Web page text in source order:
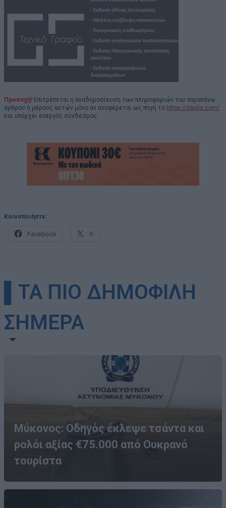
Προσοχή! Επιτρέπεται η αναδημοσίευση των πληροφοριών του παραπάνω
άρθρου ή μέρους αυτών μόνο αν αναφέρεται ως πηγή το https://paidis.com/
και υπάρχει ενεργός σύνδεσμος.
Κοινοποιήστε:
Facebook X
▌ΤΑ ΠΙΟ ΔΗΜΟΦΙΛΗ
ΣΗΜΕΡΑ
Μύκονος: Οδηγός έκλεψε τσάντα και
ρολόι αξίας €75.000 από Ουκρανό
τουρίστα